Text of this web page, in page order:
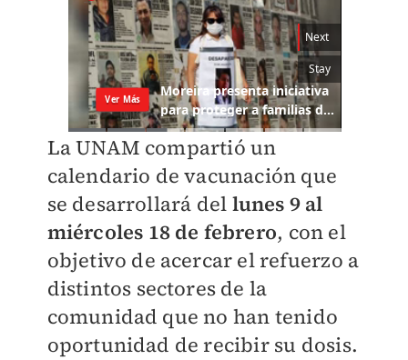
La UNAM compartió un
calendario de vacunación que
se desarrollará del lunes 9 al
miércoles 18 de febrero, con el
objetivo de acercar el refuerzo a
distintos sectores de la
comunidad que no han tenido
oportunidad de recibir su dosis.